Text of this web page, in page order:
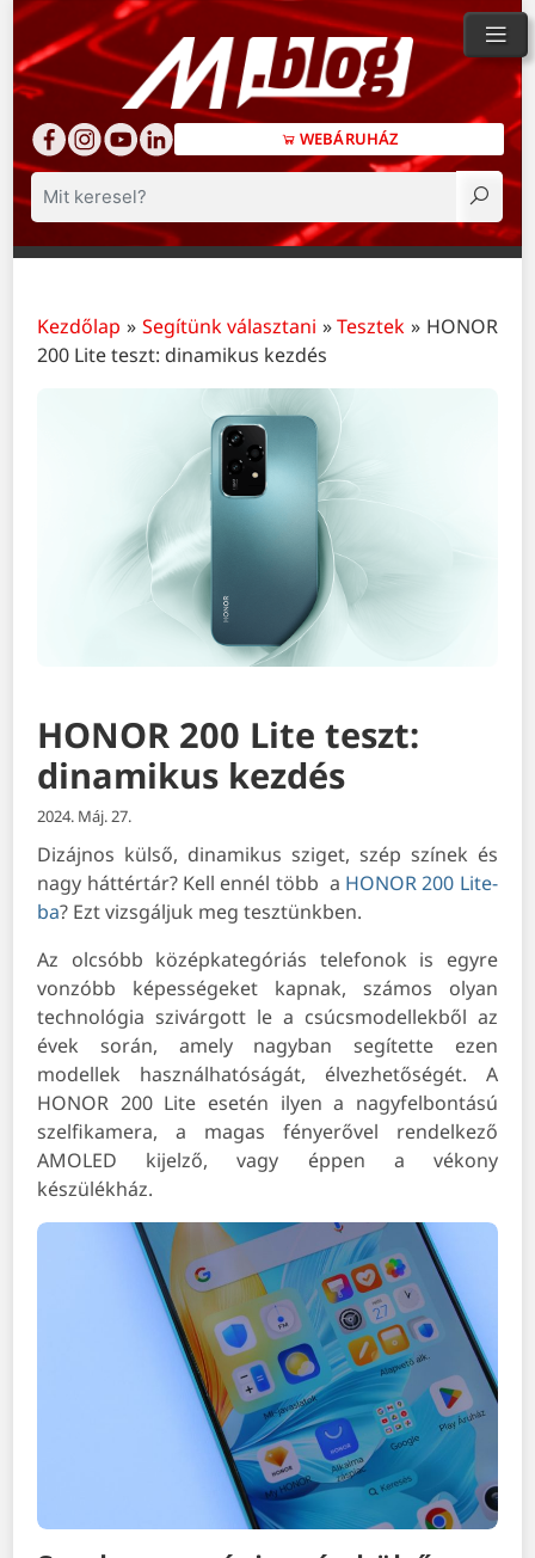
WEBÁRUHÁZ
Keresés
Kezdőlap » Segítünk választani »Tesztek » HONOR
200 Lite teszt: dinamikus kezdés
HONOR 200 Lite teszt:
dinamikus kezdés
2024. Máj. 27.
Dizájnos külső, dinamikus sziget, szép színek és
nagy háttértár? Kell ennél több a HONOR 200 Lite-
ba? Ezt vizsgáljuk meg tesztünkben.
Az olcsóbb középkategóriás telefonok is egyre
vonzóbb képességeket kapnak, számos olyan
technológia szivárgott le a csúcsmodellekből az
évek során, amely nagyban segítette ezen
modellek használhatóságát, élvezhetőségét. A
HONOR 200 Lite esetén ilyen a nagyfelbontású
szelfikamera, a magas fényerővel rendelkező
AMOLED kijelző, vagy éppen a vékony
készülékház.